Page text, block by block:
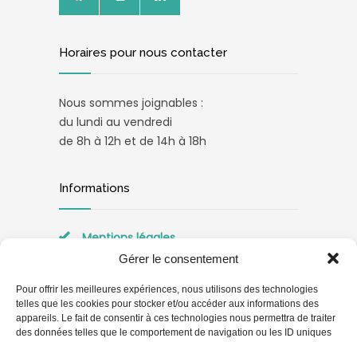
Gérer le consentement
Pour offrir les meilleures expériences, nous utilisons des technologies
telles que les cookies pour stocker et/ou accéder aux informations des
appareils. Le fait de consentir à ces technologies nous permettra de traiter
des données telles que le comportement de navigation ou les ID uniques
Horaires pour nous contacter
Nous sommes joignables :
du lundi au vendredi
de 8h à 12h et de 14h à 18h
Informations
Mentions légales
Politique de confidentialité